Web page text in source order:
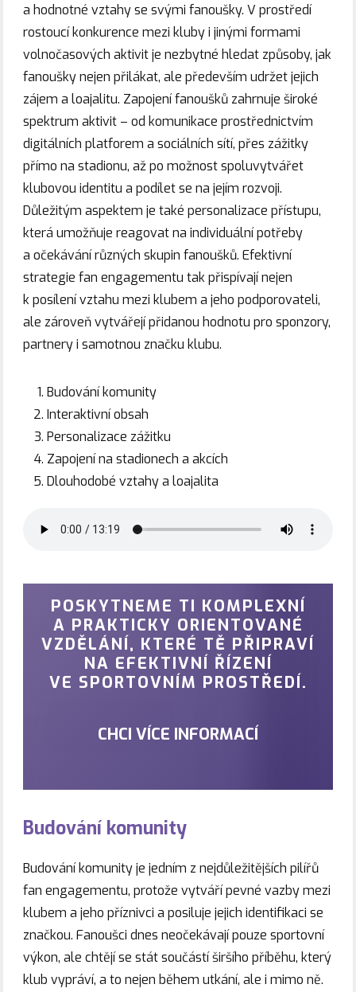
a hodnotné vztahy se svými fanoušky. V prostředí
rostoucí konkurence mezi kluby i jinými formami
volnočasových aktivit je nezbytné hledat způsoby, jak
fanoušky nejen přilákat, ale především udržet jejich
zájem a loajalitu. Zapojení fanoušků zahrnuje široké
spektrum aktivit – od komunikace prostřednictvím
digitálních platforem a sociálních sítí, přes zážitky
přímo na stadionu, až po možnost spoluvytvářet
klubovou identitu a podílet se na jejím rozvoji.
Důležitým aspektem je také personalizace přístupu,
která umožňuje reagovat na individuální potřeby
a očekávání různých skupin fanoušků. Efektivní
strategie fan engagementu tak přispívají nejen
k posílení vztahu mezi klubem a jeho podporovateli,
ale zároveň vytvářejí přidanou hodnotu pro sponzory,
partnery i samotnou značku klubu.
Budování komunity
Interaktivní obsah
Personalizace zážitku
Zapojení na stadionech a akcích
Dlouhodobé vztahy a loajalita
POSKYTNEME TI KOMPLEXNÍ
A PRAKTICKY ORIENTOVANÉ
VZDĚLÁNÍ, KTERÉ TĚ PŘIPRAVÍ
NA EFEKTIVNÍ ŘÍZENÍ
VE SPORTOVNÍM PROSTŘEDÍ.
CHCI VÍCE INFORMACÍ
Budování komunity
Budování komunity je jedním z nejdůležitějších pilířů
fan engagementu, protože vytváří pevné vazby mezi
klubem a jeho příznivci a posiluje jejich identifikaci se
značkou. Fanoušci dnes neočekávají pouze sportovní
výkon, ale chtějí se stát součástí širšího příběhu, který
klub vypráví, a to nejen během utkání, ale i mimo ně.